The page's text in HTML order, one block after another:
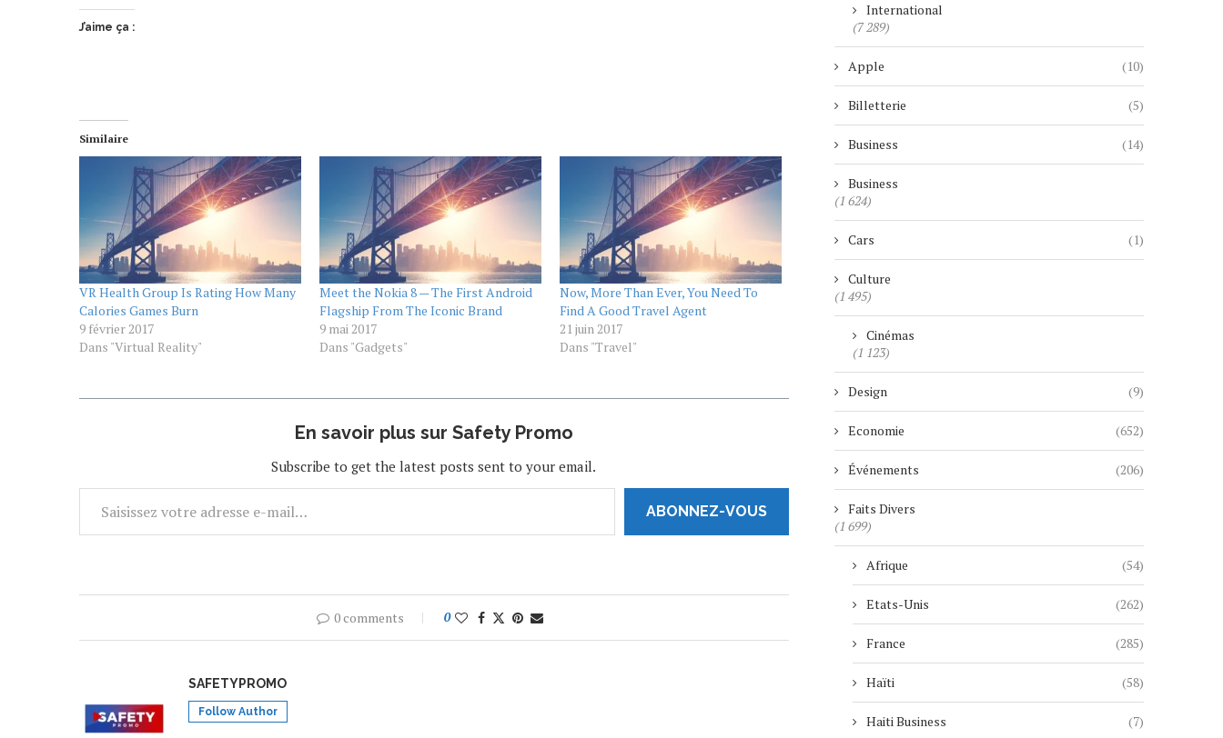
J’aime ça :
Similaire
VR Health Group Is Rating How Many
Calories Games Burn
9 février 2017
Dans "Virtual Reality"
Meet the Nokia 8 — The First Android
Flagship From The Iconic Brand
9 mai 2017
Dans "Gadgets"
Now, More Than Ever, You Need To
Find A Good Travel Agent
21 juin 2017
Dans "Travel"
En savoir plus sur Safety Promo
Subscribe to get the latest posts sent to your email.
ABONNEZ-VOUS
0 comments 0
SAFETYPROMO
Follow Author
International
(7 289)
Apple (10)
Billetterie (5)
Business (14)
Business
(1 624)
Cars (1)
Culture
(1 495)
Cinémas
(1 123)
Design (9)
Economie (652)
Événements (206)
Faits Divers
(1 699)
Afrique (54)
Etats-Unis (262)
France (285)
Haïti (58)
Haiti Business (7)